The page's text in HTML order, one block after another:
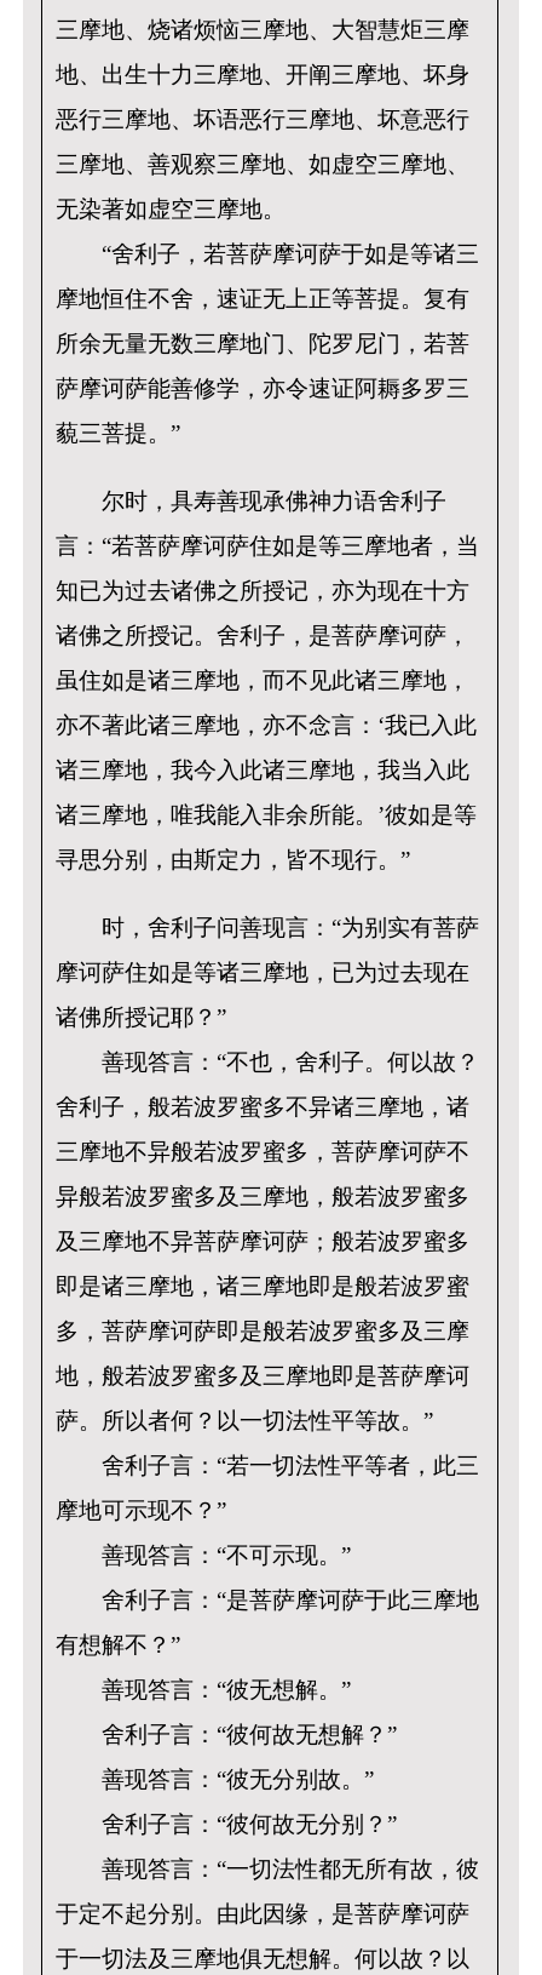
三摩地、烧诸烦恼三摩地、大智慧炬三摩
地、出生十力三摩地、开阐三摩地、坏身
恶行三摩地、坏语恶行三摩地、坏意恶行
三摩地、善观察三摩地、如虚空三摩地、
无染著如虚空三摩地。
“舍利子，若菩萨摩诃萨于如是等诸三
摩地恒住不舍，速证无上正等菩提。复有
所余无量无数三摩地门、陀罗尼门，若菩
萨摩诃萨能善修学，亦令速证阿耨多罗三
藐三菩提。”
尔时，具寿善现承佛神力语舍利子
言：“若菩萨摩诃萨住如是等三摩地者，当
知已为过去诸佛之所授记，亦为现在十方
诸佛之所授记。舍利子，是菩萨摩诃萨，
虽住如是诸三摩地，而不见此诸三摩地，
亦不著此诸三摩地，亦不念言：‘我已入此
诸三摩地，我今入此诸三摩地，我当入此
诸三摩地，唯我能入非余所能。’彼如是等
寻思分别，由斯定力，皆不现行。”
时，舍利子问善现言：“为别实有菩萨
摩诃萨住如是等诸三摩地，已为过去现在
诸佛所授记耶？”
善现答言：“不也，舍利子。何以故？
舍利子，般若波罗蜜多不异诸三摩地，诸
三摩地不异般若波罗蜜多，菩萨摩诃萨不
异般若波罗蜜多及三摩地，般若波罗蜜多
及三摩地不异菩萨摩诃萨；般若波罗蜜多
即是诸三摩地，诸三摩地即是般若波罗蜜
多，菩萨摩诃萨即是般若波罗蜜多及三摩
地，般若波罗蜜多及三摩地即是菩萨摩诃
萨。所以者何？以一切法性平等故。”
舍利子言：“若一切法性平等者，此三
摩地可示现不？”
善现答言：“不可示现。”
舍利子言：“是菩萨摩诃萨于此三摩地
有想解不？”
善现答言：“彼无想解。”
舍利子言：“彼何故无想解？”
善现答言：“彼无分别故。”
舍利子言：“彼何故无分别？”
善现答言：“一切法性都无所有故，彼
于定不起分别。由此因缘，是菩萨摩诃萨
于一切法及三摩地俱无想解。何以故？以